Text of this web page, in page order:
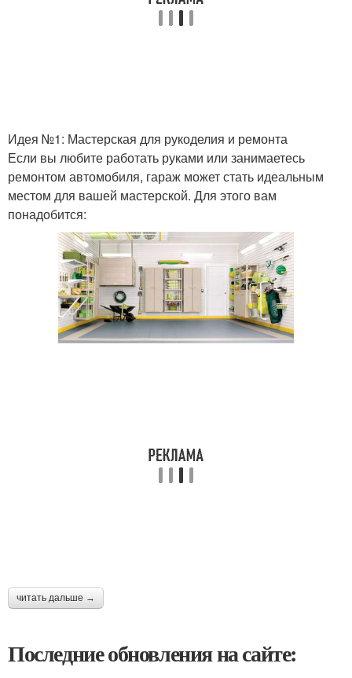
Идея №1: Мастерская для рукоделия и ремонта
Если вы любите работать руками или занимаетесь
ремонтом автомобиля, гараж может стать идеальным
местом для вашей мастерской. Для этого вам
понадобится:
читать дальше →
Последние обновления на сайте: